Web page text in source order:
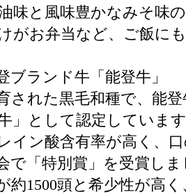
味と風味豊かなみそ味の
がお弁当など、ご飯に
ランド牛「能登牛」
された黒毛和種で、能
」として認定しています
イン酸含有率が高く、
で「特別賞」を受賞しま
約1500頭と希少性が高